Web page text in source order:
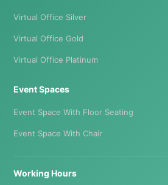
Virtual Office Silver
Virtual Office Gold
Virtual Office Platinum
Event Spaces
Event Space With Floor Seating
Event Space With Chair
Working Hours